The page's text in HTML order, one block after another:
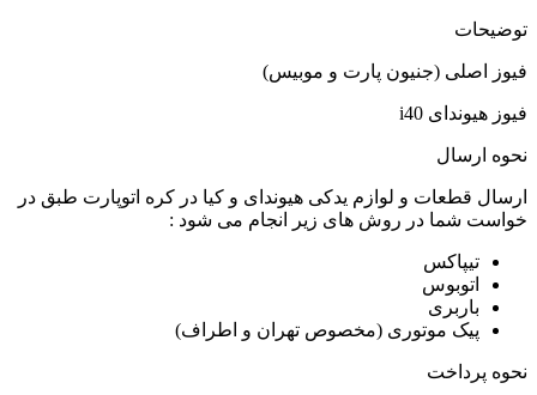
توضیحات
فیوز اصلی (جنیون پارت و موبیس)
فیوز هیوندای i40
نحوه ارسال
ارسال قطعات و لوازم یدکی هیوندای و کیا در کره اتوپارت طبق در
خواست شما در روش های زیر انجام می شود :
تیپاکس
اتوبوس
باربری
پیک موتوری (مخصوص تهران و اطراف)
نحوه پرداخت